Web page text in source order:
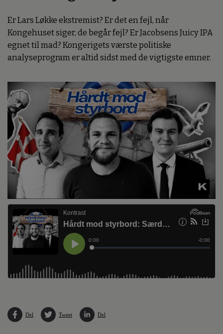
Er Lars Løkke ekstremist? Er det en fejl, når
Kongehuset siger, de begår fejl? Er Jacobsens Juicy IPA
egnet til mad? Kongerigets værste politiske
analyseprogram er altid sidst med de vigtigste emner.
Del Tweet Del